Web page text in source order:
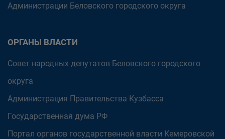
Администрации Беловского городского округа
ОРГАНЫ ВЛАСТИ
Совет народных депутатов Беловского городского
округа
Администрация Правительства Кузбасса
Государственная дума РФ
Портал органов государственной власти Кемеровской